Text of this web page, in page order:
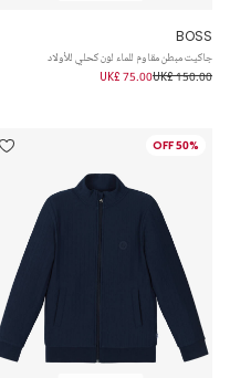
BOSS
جاكيت مبطن مقاوم للماء لون كحلي للأولاد
UK£ 150.00
UK£ 75.00
50% OFF